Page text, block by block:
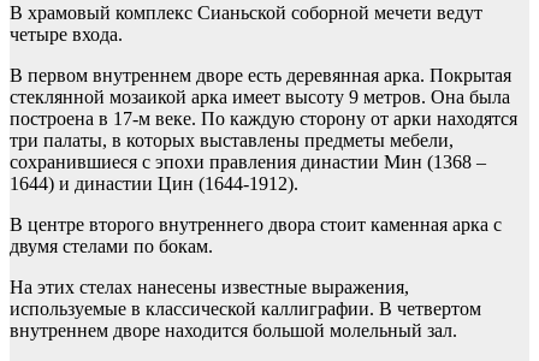
В храмовый комплекс Сианьской соборной мечети ведут
четыре входа.
В первом внутреннем дворе есть деревянная арка. Покрытая
стеклянной мозаикой арка имеет высоту 9 метров. Она была
построена в 17-м веке. По каждую сторону от арки находятся
три палаты, в которых выставлены предметы мебели,
сохранившиеся с эпохи правления династии Мин (1368 –
1644) и династии Цин (1644-1912).
В центре второго внутреннего двора стоит каменная арка с
двумя стелами по бокам.
На этих стелах нанесены известные выражения,
используемые в классической каллиграфии. В четвертом
внутреннем дворе находится большой молельный зал.